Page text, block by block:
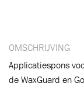
OMSCHRIJVING
Applicatiespons
de WaxGuard en